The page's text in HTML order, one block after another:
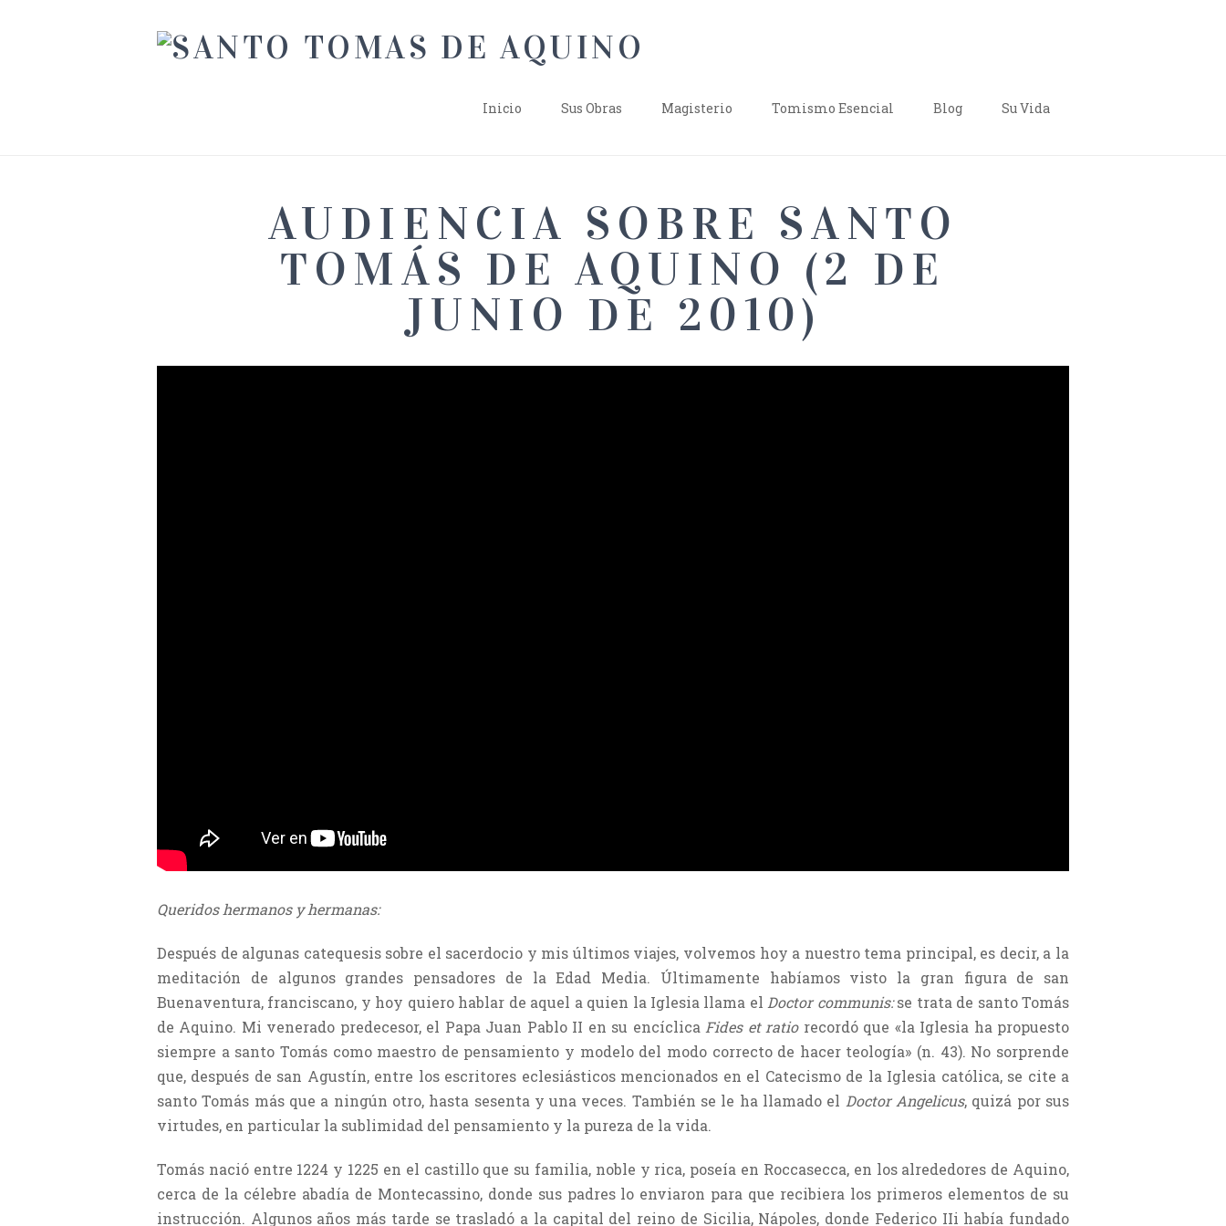
Inicio Sus Obras Magisterio Tomismo Esencial Blog Su Vida
AUDIENCIA SOBRE SANTO
TOMÁS DE AQUINO (2 DE
JUNIO DE 2010)
Queridos hermanos y hermanas:
Después de algunas catequesis sobre el sacerdocio y mis últimos viajes, volvemos hoy a nuestro tema principal, es decir, a la
meditación de algunos grandes pensadores de la Edad Media. Últimamente habíamos visto la gran figura de san
Buenaventura, franciscano, y hoy quiero hablar de aquel a quien la Iglesia llama el Doctor communis:se trata de santo Tomás
de Aquino. Mi venerado predecesor, el Papa Juan Pablo II en su encíclica Fides et ratiorecordó que «la Iglesia ha propuesto
siempre a santo Tomás como maestro de pensamiento y modelo del modo correcto de hacer teología» (n. 43). No sorprende
que, después de san Agustín, entre los escritores eclesiásticos mencionados en el Catecismo de la Iglesia católica, se cite a
santo Tomás más que a ningún otro, hasta sesenta y una veces. También se le ha llamado el Doctor Angelicus, quizá por sus
virtudes, en particular la sublimidad del pensamiento y la pureza de la vida.
Tomás nació entre 1224 y 1225 en el castillo que su familia, noble y rica, poseía en Roccasecca, en los alrededores de Aquino,
cerca de la célebre abadía de Montecassino, donde sus padres lo enviaron para que recibiera los primeros elementos de su
instrucción. Algunos años más tarde se trasladó a la capital del reino de Sicilia, Nápoles, donde Federico IIi había fundado